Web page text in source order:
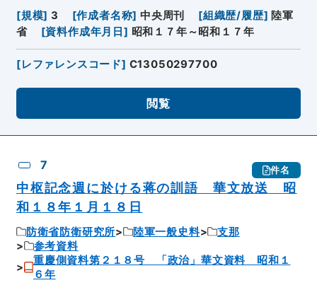
[規模] 3 [作成者名称] 中央周刊 [組織歴/履歴] 陸軍
省
[資料作成年月日 ] 昭和１７年～昭和１７年
[レファレンスコード] C13050297700
閲覧
7 件名
中枢記念週に於ける蒋の訓語 華文放送 昭
和１８年１月１８日
防衛省防衛研究所 陸軍一般史料
支那
参考資料
重慶側資料第２１８号 「政治」華文資料 昭和１
６年